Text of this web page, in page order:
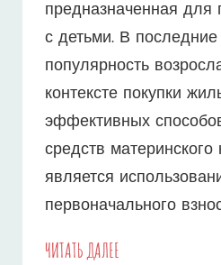
предназначенная для
с детьми. В
популярность
контексте покупки
эффективных
средств материнского
является
первоначального
ЧИТАТЬ ДАЛЕЕ